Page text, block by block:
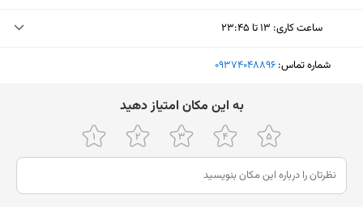
ساعت کاری: ۱۳ تا ۲۳:۴۵
دوشنبه (امروز)
پنجشنبه
۱۳ تا ۲۳:۴۵
جمعه
۱۳ تا ۲۳:۴۵
شماره تماس: ‎09374048896
ﺑﻪ اﯾﻦ ﻣﮑﺎن اﻣﺘﯿﺎز دﻫﯿﺪ